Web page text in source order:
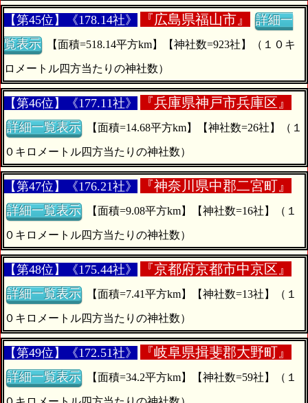
【第45位】《178.14社》 『広島県福山市』
詳細一
覧表示
ロメートル四方当たりの神社数）
【第46位】《177.11社》 『兵庫県神戸市兵庫区』
詳細一覧表示
０キロメートル四方当たりの神社数）
【第47位】《176.21社》 『神奈川県中郡二宮町』
詳細一覧表示
０キロメートル四方当たりの神社数）
【第48位】《175.44社》 『京都府京都市中京区』
詳細一覧表示
０キロメートル四方当たりの神社数）
【第49位】《172.51社》 『岐阜県揖斐郡大野町』
詳細一覧表示